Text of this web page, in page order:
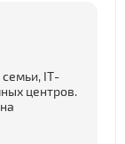
IT-
центров.